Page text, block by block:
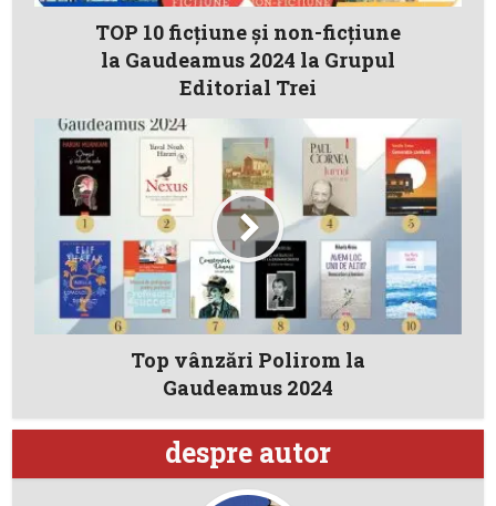
TOP 10 ficțiune și non-ficțiune
la Gaudeamus 2024 la Grupul
Editorial Trei
Top vânzări Polirom la
Gaudeamus 2024
despre autor